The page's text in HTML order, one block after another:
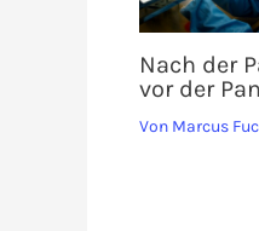
Nach der
vor der
Von Marcus